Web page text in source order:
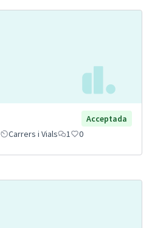
Acceptada
Carrers i Vials 1 0